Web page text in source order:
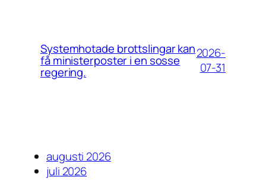
Systemhotade brottslingar kan
få ministerposter i en sosse
regering.
2026-
07-31
augusti 2026
juli 2026